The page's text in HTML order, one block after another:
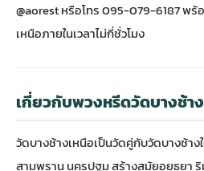
@aorest หรือโทร 095-079-6187 พ
เหนือภายในเวลาไม่กี่ชั่วโมง
เกี่ยวกับพวงหรีดวัดบางช้า
วัดบางช้างเหนือเป็นวัดคู่กับวัดบางช้า
สามพราน นครปฐม สร้างสมัยอยุธยา